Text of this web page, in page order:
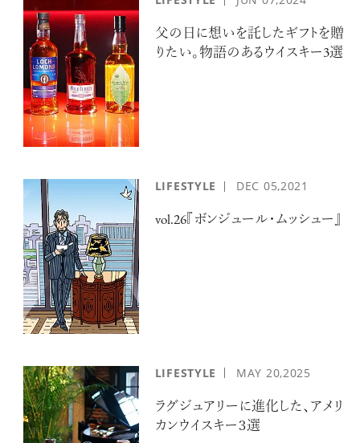
父の日に想いを託したギフトを贈
りたい。物語のあるウイスキー3選
LIFESTYLE DEC 05,2021
vol.26『ボンジュール・ムッシュー』
LIFESTYLE MAY 20,2025
ラグジュアリーに進化した、アメリ
カンウイスキー３選